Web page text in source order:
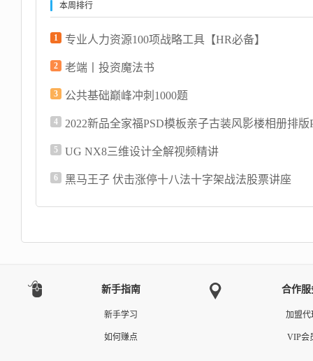
本周排行
1 专业人力资源100项战略工具【HR必备】
2 老端丨投资魔法书
3 公共基础巅峰冲刺1000题
4 2022新品全家福PSD模板亲子古装风影楼相册排版
5 UG NX8三维设计全解视频精讲
6 黑马王子 伏击涨停十八法十字架战法股票讲座
新手指南
新手学习
如何赚点
合作服
加盟代
VIP会